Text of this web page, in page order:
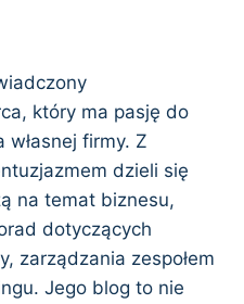
który ma pasję do
własnej firmy. Z
dzieli się
na temat biznesu,
dotyczących
zarządzania zespołem
Jego blog to nie